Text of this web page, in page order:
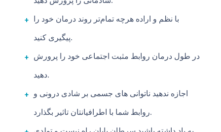
با نظم و اراده هرچه تمام‌تر روند درمان خود را
پیگیری کنید.
در طول درمان روابط مثبت اجتماعی خود را پرورش
دهید.
اجازه ندهید ناتوانی های جسمی بر شادی درونی و
روابط شما با اطرافیانتان تاثیر بگذارد.